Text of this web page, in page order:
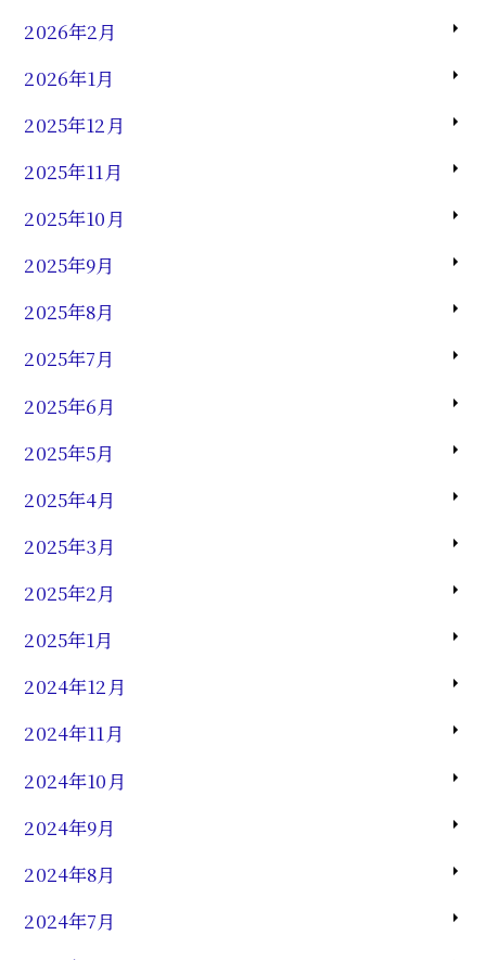
2026年2月
2026年1月
2025年12月
2025年11月
2025年10月
2025年9月
2025年8月
2025年7月
2025年6月
2025年5月
2025年4月
2025年3月
2025年2月
2025年1月
2024年12月
2024年11月
2024年10月
2024年9月
2024年8月
2024年7月